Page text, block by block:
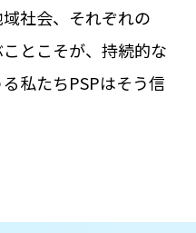
社会、それぞれの
とこそが、持続的な
――私たちPSPはそう信